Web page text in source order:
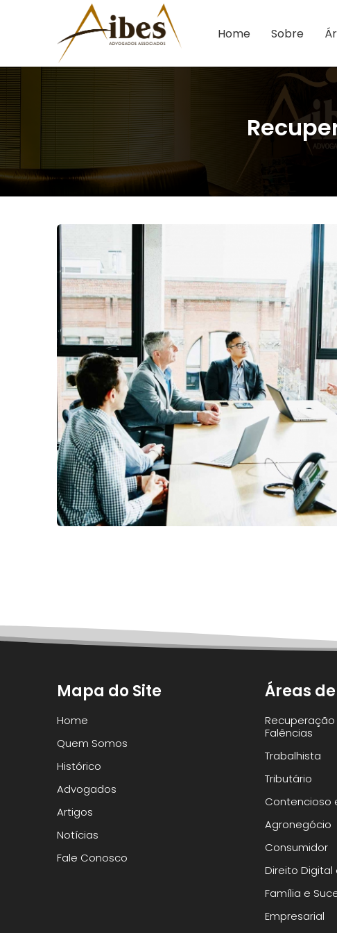
Home Sobre
Mapa do Site
Home
Quem Somos
Histórico
Advogados
Artigos
Notícias
Fale Conosco
Áreas
Falências
Trabalhista
Tributário
Contencioso
Agronegócio
Consumidor
Direito
Família e
Empresarial